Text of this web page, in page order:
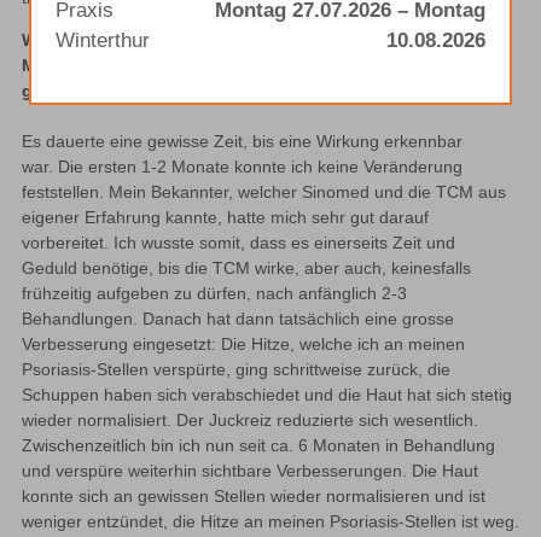
Was haben Ihnen die Behandlungen nach TCM-
Methoden
gebracht?
Es dauerte eine gewisse Zeit, bis eine Wirkung erkennbar
war. Die ersten 1-2 Monate konnte ich keine Veränderung
feststellen. Mein Bekannter, welcher Sinomed und die TCM aus
eigener Erfahrung kannte, hatte mich sehr gut darauf
vorbereitet. Ich wusste somit, dass es einerseits Zeit und
Geduld benötige, bis die TCM wirke, aber auch, keinesfalls
frühzeitig aufgeben zu dürfen, nach anfänglich 2-3
Behandlungen. Danach hat dann tatsächlich eine grosse
Verbesserung eingesetzt: Die Hitze, welche ich an meinen
Psoriasis-Stellen verspürte, ging schrittweise zurück, die
Schuppen haben sich verabschiedet und die Haut hat sich stetig
wieder normalisiert. Der Juckreiz reduzierte sich wesentlich.
Zwischenzeitlich bin ich nun seit ca. 6 Monaten in Behandlung
und verspüre weiterhin sichtbare Verbesserungen. Die Haut
konnte sich an gewissen Stellen wieder normalisieren und ist
weniger entzündet, die Hitze an meinen Psoriasis-Stellen ist weg.
Praxis
Winterthur
Montag 27.07.2026 – Montag
10.08.2026